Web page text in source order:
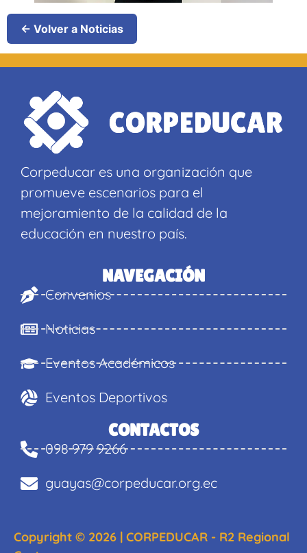
← Volver a Noticias
Corpeducar es una organización que
promueve escenarios para el
mejoramiento de la calidad de la
educación en nuestro país.
NAVEGACIÓN
Convenios
Noticias
Eventos Académicos
Eventos Deportivos
CONTACTOS
098 979 9266
guayas@corpeducar.org.ec
Copyright © 2026 | CORPEDUCAR - R2 Regional